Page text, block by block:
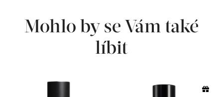
Mohlo by se Vám také
líbit